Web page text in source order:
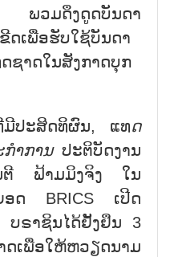
ພວມດຶງດູດບັນດາ
ດເພື່ອຮັບໃຊ້ບັນດາ
ຊາດໃນສັງກາດບຸກ
ມີປະສິດທິຜົນ, ແທດ
ຳການປະຕິບັດງານ
ນຕີ ຟ້າມມິງຈິງ ໃນ
ອດ BRICS ເປີດ
ບຣາຊິນໄດ້ຢັ້ງຢຶນ 3
ເພື່ອໃຫ້ຫວຽດນາມ